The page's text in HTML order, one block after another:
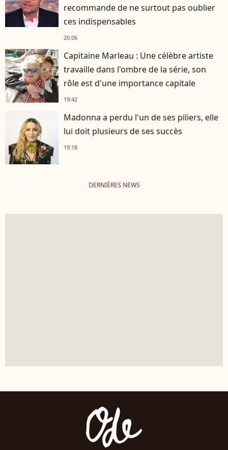
recommande de ne surtout pas oublier
ces indispensables
20:06
Capitaine Marleau : Une célèbre artiste
travaille dans l'ombre de la série, son
rôle est d'une importance capitale
19:42
Madonna a perdu l'un de ses piliers, elle
lui doit plusieurs de ses succès
19:18
DERNIÈRES NEWS